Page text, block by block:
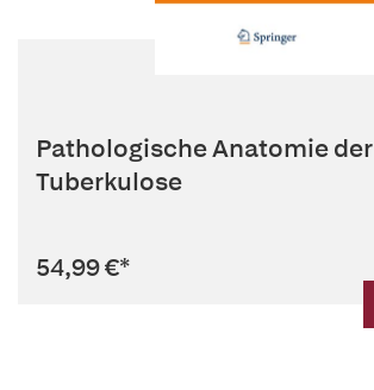
Pathologische Anatomie der
Tuberkulose
54,99 €*